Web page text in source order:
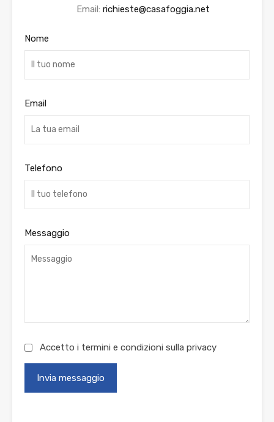
Email: richieste@casafoggia.net
Nome
Email
Telefono
Messaggio
Accetto i termini e condizioni sulla privacy